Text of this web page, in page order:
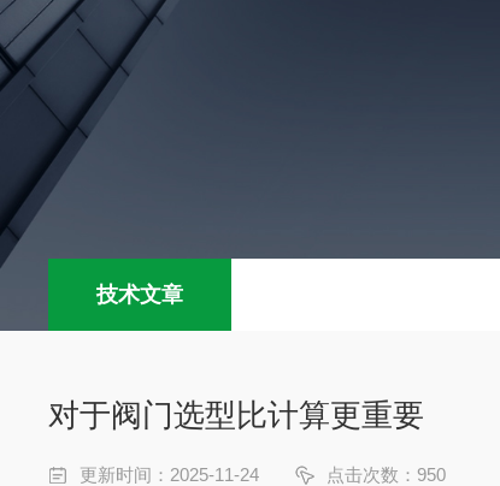
技术文章
对于阀门选型比计算更重要
更新时间：2025-11-24 点击次数：950